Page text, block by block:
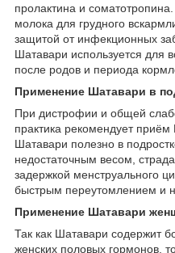
пролактина и
молока для грудного
защитой от инфекционных
Шатавари используется для
после родов и периода
Применение Шатавари в
При дистрофии и общей
практика рекомендует
Шатавари полезно в
недостаточным весом,
задержкой менструального
быстрым переутомлением и
Применение Шатавари
Так как Шатавари содержит
женских половых гормонов,